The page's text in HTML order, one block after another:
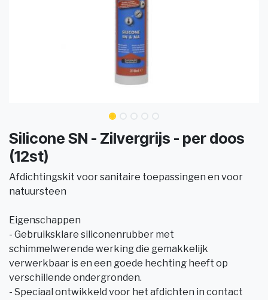
Silicone SN - Zilvergrijs - per doos
(12st)
Afdichtingskit voor sanitaire toepassingen en voor
natuursteen
Eigenschappen
- Gebruiksklare siliconenrubber met
schimmelwerende werking die gemakkelijk
verwerkbaar is en een goede hechting heeft op
verschillende ondergronden.
- Speciaal ontwikkeld voor het afdichten in contact